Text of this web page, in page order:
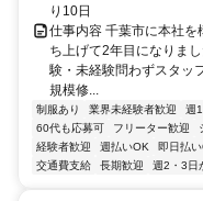
り10日
仕事内容 千葉市に本社を
ち上げて2年目になりま
験・未経験問わずスタッ
規模修...
制服あり 業界未経験者歓迎 週
60代も応募可
フリーター歓迎
経験者歓迎
週払いOK 即日払
交通費支給
長期歓迎 週2・3日